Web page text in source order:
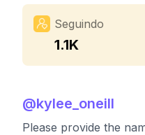
Seguindo
1.1K
@kylee_oneill
Please provide the